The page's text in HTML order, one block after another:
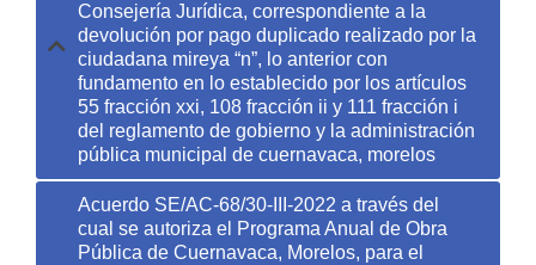
Consejería Jurídica, correspondiente a la
devolución por pago duplicado realizado por la
ciudadana mireya “n”, lo anterior con
fundamento en lo establecido por los artículos
55 fracción xxi, 108 fracción ii y 111 fracción i
del reglamento de gobierno y la administración
pública municipal de cuernavaca, morelos
Acuerdo SE/AC-68/30-III-2022 a través del
cual se autoriza el Programa Anual de Obra
Pública de Cuernavaca, Morelos, para el